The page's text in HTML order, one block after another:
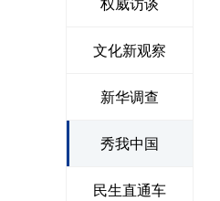
文化新观察
新华调查
秀我中国
民生直通车